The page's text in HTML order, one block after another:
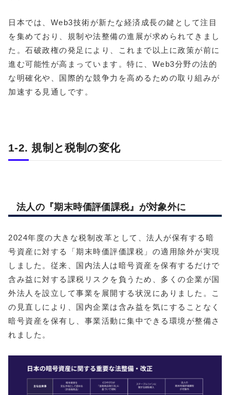
日本では、Web3技術が新たな経済成長の鍵として注目
を集めており、規制や法整備の進展が求められてきまし
た。石破政権の発足により、これまで以上に政策が前に
進む可能性が高まっています。特に、Web3分野の法的
な明確化や、国際的な競争力を高めるための取り組みが
加速する見通しです。
1-2. 規制と税制の変化
法人の『期末時価評価課税』が対象外に
2024年度の大きな税制改革として、法人が保有する暗
号資産に対する「期末時価評価課税」の適用除外が実現
しました。従来、国内法人は暗号資産を保有するだけで
含み益に対する課税リスクを負うため、多くの企業が国
外法人を設立して事業を展開する状況にありました。こ
の見直しにより、国内企業は含み益を気にすることなく
暗号資産を保有し、事業活動に集中できる環境が整備さ
れました。